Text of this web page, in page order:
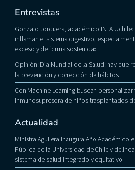
Entrevistas
Gonzalo Jorquera, académico INTA
inflaman el sistema digestivo,
exceso y de forma sostenida»
Opinión: Día Mundial de la Salud: hay que
la prevención y corrección de hábitos
Con Machine Learning buscan personalizar
inmunosupresora de niños trasplantados
Actualidad
Ministra Aguilera Inaugura Año Académico
Pública de la Universidad de Chile y
sistema de salud integrado y equitativo